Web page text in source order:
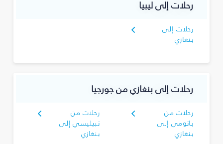
رحلات إلى ليبيا
رحلات إلى
بنغازي
رحلات إلى بنغازي من جورجيا
رحلات من
باتومي إلى
بنغازي
رحلات من
تبيليسي إلى
بنغازي